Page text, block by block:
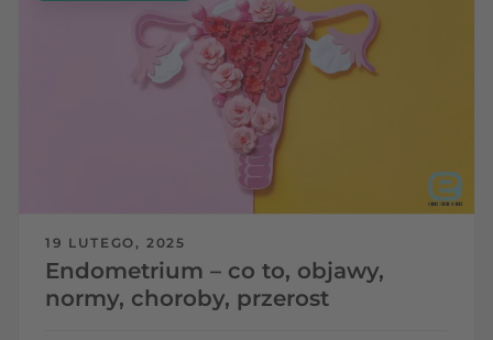
19 LUTEGO, 2025
Endometrium – co to, objawy,
normy, choroby, przerost